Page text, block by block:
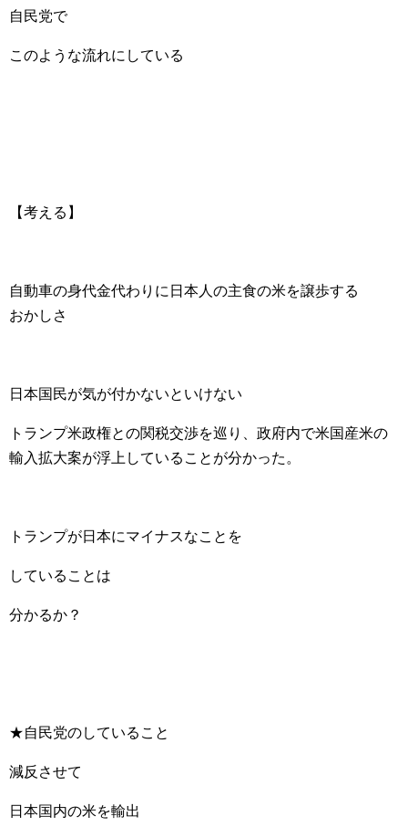
自民党で
このような流れにしている
【考える】
自動車の身代金代わりに日本人の主食の米を譲歩する
おかしさ
日本国民が気が付かないといけない
トランプ米政権との関税交渉を巡り、政府内で米国産米の
輸入拡大案が浮上していることが分かった。
トランプが日本にマイナスなことを
していることは
分かるか？
★自民党のしていること
減反させて
日本国内の米を輸出